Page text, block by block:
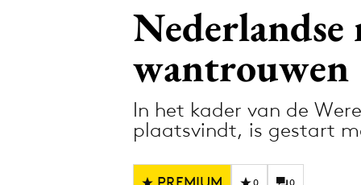
Design
Digital
Diversiteit
wantrouwen
In het kader van de
plaatsvindt, is gestart
0 0